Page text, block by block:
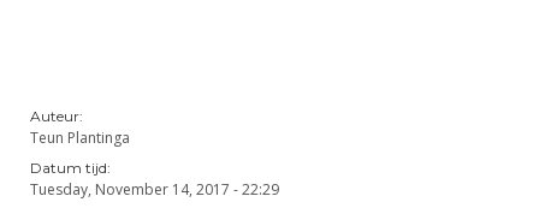
Auteur:
Teun Plantinga
Datum tijd:
Tuesday, November 14, 2017 - 22:29